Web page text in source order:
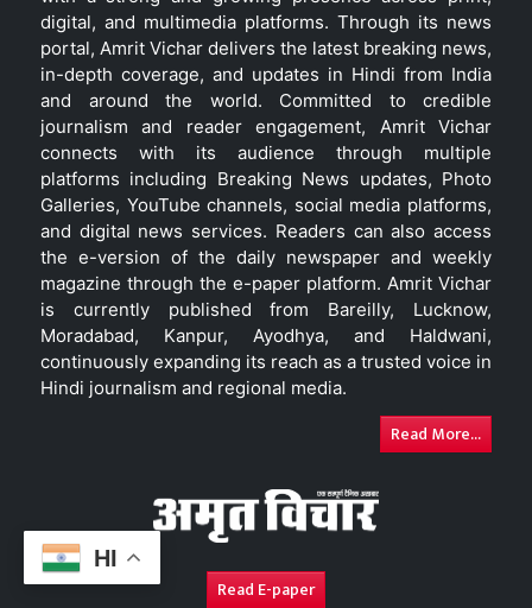
HI
digital, and multimedia platforms. Through its news
portal, Amrit Vichar delivers the latest breaking news,
in-depth coverage, and updates in Hindi from India
and around the world. Committed to credible
journalism and reader engagement, Amrit Vichar
connects with its audience through multiple
platforms including Breaking News updates, Photo
Galleries, YouTube channels, social media platforms,
and digital news services. Readers can also access
the e-version of the daily newspaper and weekly
magazine through the e-paper platform. Amrit Vichar
is currently published from Bareilly, Lucknow,
Moradabad, Kanpur, Ayodhya, and Haldwani,
continuously expanding its reach as a trusted voice in
Hindi journalism and regional media.
Read More...
Read E-paper